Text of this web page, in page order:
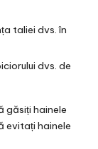
taliei dvs. în
dvs. de
găsiți hainele
evitați hainele